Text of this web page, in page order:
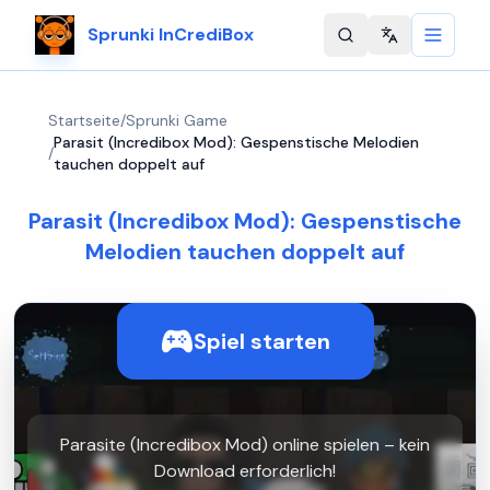
Sprunki InCrediBox Change
Startseite/Sprunki Game
/
Parasit (Incredibox Mod): Gespenstische Melodien
tauchen doppelt auf
Parasit (Incredibox Mod): Gespenstische
Melodien tauchen doppelt auf
Spiel starten
Parasite (Incredibox Mod) online spielen – kein
Download erforderlich!